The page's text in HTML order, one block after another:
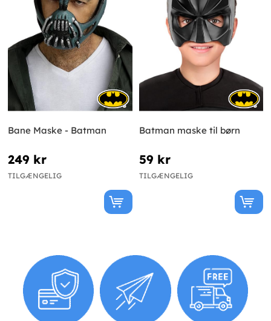
Bane Maske - Batman
249 kr
TILGÆNGELIG
Batman maske til børn
59 kr
TILGÆNGELIG